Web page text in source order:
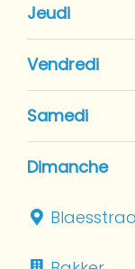
Jeudi
Vendredi
Samedi
Dimanche